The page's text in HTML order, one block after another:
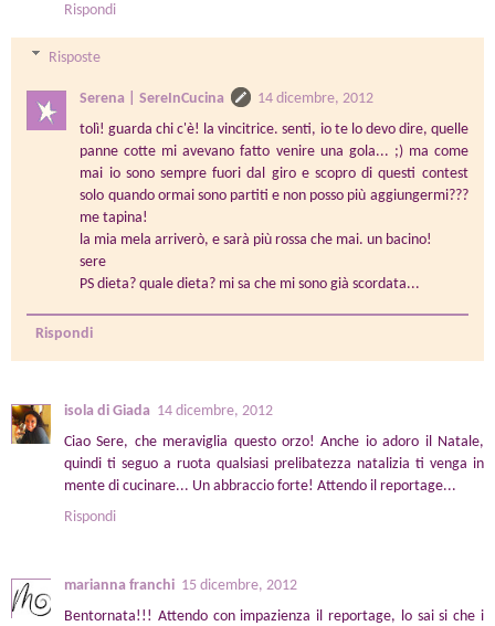
Rispondi
Risposte
Serena | SereInCucina
14 dicembre, 2012
tolì! guarda chi c'è! la vincitrice. senti, io te lo devo dire, quelle
panne cotte mi avevano fatto venire una gola... ;) ma come
mai io sono sempre fuori dal giro e scopro di questi contest
solo quando ormai sono partiti e non posso più aggiungermi???
me tapina!
la mia mela arriverò, e sarà più rossa che mai. un bacino!
sere
PS dieta? quale dieta? mi sa che mi sono già scordata...
Rispondi
isola di Giada 14 dicembre, 2012
Ciao Sere, che meraviglia questo orzo! Anche io adoro il Natale,
quindi ti seguo a ruota qualsiasi prelibatezza natalizia ti venga in
mente di cucinare... Un abbraccio forte! Attendo il reportage...
Rispondi
marianna franchi 15 dicembre, 2012
Bentornata!!! Attendo con impazienza il reportage, lo sai si che i